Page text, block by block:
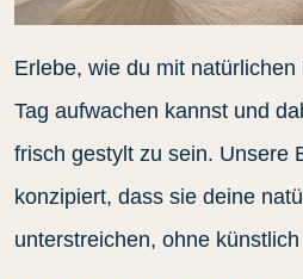
Erlebe, wie du mit
Tag aufwachen kannst und
frisch gestylt zu sein. Unsere
konzipiert, dass sie deine
unterstreichen, ohne